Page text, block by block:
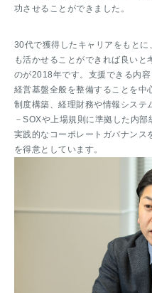
功させることができました。
30代で獲得したキャリアをもと
も活かせることができれば良い
のが2018年です。支援できる内
経営基盤全般を整備することを中
制度構築、経理財務や情報システ
－SOXや上場規則に準拠した内
実践的なコーポレートガバナンス
を得意としています。